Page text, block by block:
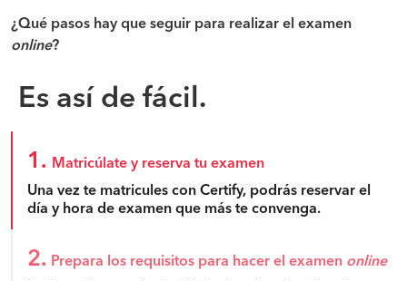
¿Qué pasos hay que seguir para realizar el examen
online?
Es así de fácil.
1. Matricúlate y reserva tu examen
Una vez te matricules con Certify, podrás reservar el
día y hora de examen que más te convenga.
2. Prepara los requisitos para hacer el examen online